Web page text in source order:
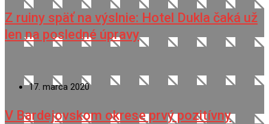
Z ruiny späť na výslnie: Hotel Dukla čaká už
len na posledné úpravy
17. marca 2020
V Bardejovskom okrese prvý pozitívny